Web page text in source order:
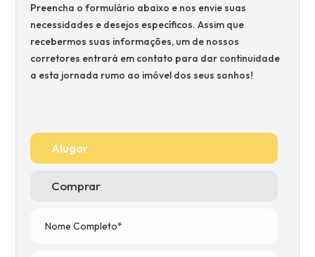
Preencha o formulário abaixo e nos envie suas
necessidades e desejos específicos. Assim que
recebermos suas informações, um de nossos
corretores entrará em contato para dar continuidade
a esta jornada rumo ao imóvel dos seus sonhos!
Alugar
Comprar